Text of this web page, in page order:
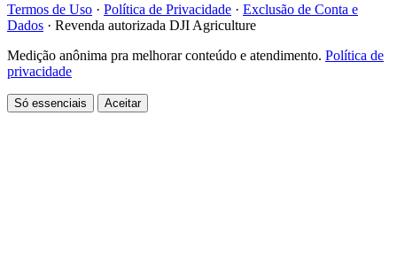
Termos de Uso · Política de Privacidade · Exclusão de Conta e
Dados · Revenda autorizada DJI Agriculture
Medição anônima pra melhorar conteúdo e atendimento. Política de
privacidade
Só essenciais Aceitar